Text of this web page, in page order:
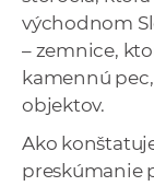
východnom
– zemnice,
kamennú
objektov.
Ako
preskúmanie